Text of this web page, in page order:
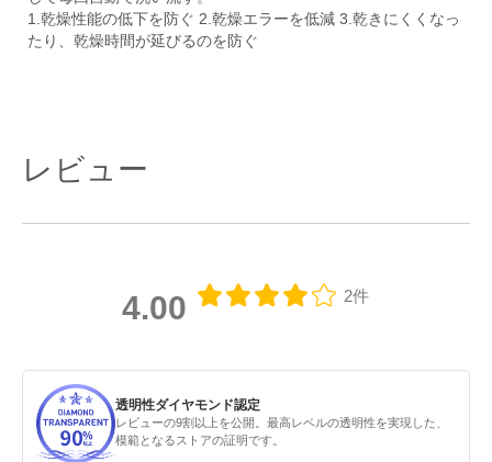
1.乾燥性能の低下を防ぐ 2.乾燥エラーを低減 3.乾きにくくなっ
たり、乾燥時間が延びるのを防ぐ
レビュー
4.00 2件
透明性ダイヤモンド認定
レビューの9割以上を公開。最高レベルの透明性を実現した、
模範となるストアの証明です。